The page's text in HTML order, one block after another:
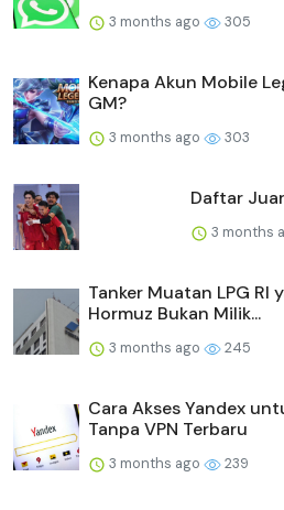
3 months ago 305
Kenapa Akun Mobile
GM?
3 months ago 303
Daftar
3 months
Tanker Muatan LPG RI
Hormuz Bukan Milik...
3 months ago 245
Cara Akses Yandex
Tanpa VPN Terbaru
3 months ago 239